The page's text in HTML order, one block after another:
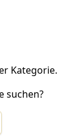
Kategorie.
suchen?